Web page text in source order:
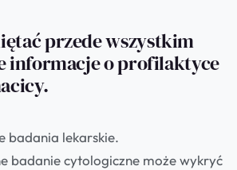
przede wszystkim
informacje o profilaktyce
badania lekarskie.
badanie cytologiczne może wykryć